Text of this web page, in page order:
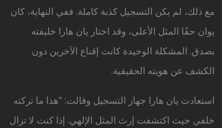
مع ذلك، لم يكن التسجيل كذبة كاملة. ففي النهاية، كان
يوان حقًا المثل الأعلى، وقد اختار يان هارا خليفته
بصدق. المشكلة الوحيدة كانت إقناع الآخرين دون
الكشف عن هويته الحقيقية.
استعادت يان هارا جهاز التسجيل وقالت: “هذا ما تركته
خلفي حيث اكتشفت إرث المثل الإلهي. إذا كنت لا تزال